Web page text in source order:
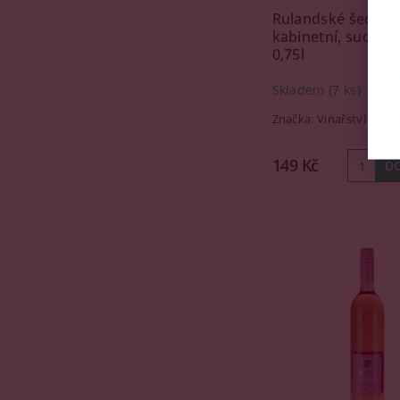
Rulandské šedé,
kabinetní, suché,
0,75l
Skladem (7 ks)
Značka:Vinařství Krist
149 Kč